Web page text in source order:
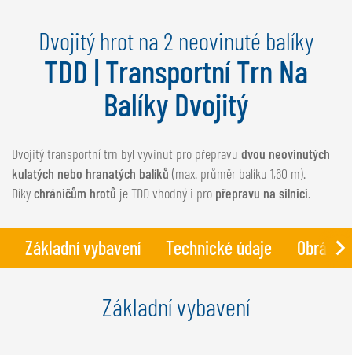
FRANÇAIS
DEUTSCH
DEUTSCH
FRANÇAIS
Dvojitý hrot na 2 neovinuté balíky
TDD | Transportní Trn Na
Balíky Dvojitý
Dvojitý transportní trn byl vyvinut pro přepravu dvou neovinutých
kulatých nebo hranatých balíků (max. průměr balíku 1,60 m).
Díkychráničům hrotů je TDD vhodný i pro přepravu na silnici.
Základní vybavení Technické údaje Obrázky
Základní vybavení